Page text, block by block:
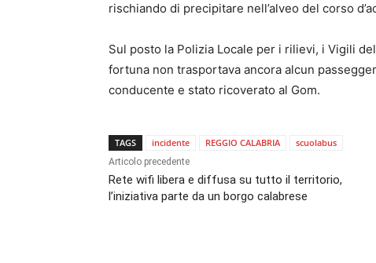
rischiando di precipitare nell’alveo del corso
Sul posto la Polizia Locale per i rilievi, i Vigili
fortuna non trasportava ancora alcun
conducente e stato ricoverato al Gom.
TAGS incidente REGGIO CALABRIA scuolabus
Articolo precedente
Rete wifi libera e diffusa su tutto il territorio,
l’iniziativa parte da un borgo calabrese